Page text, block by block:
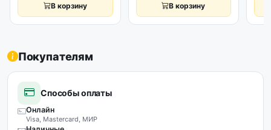
В корзину В корзину
Покупателям
Способы оплаты
Онлайн
Visa, Mastercard, МИР